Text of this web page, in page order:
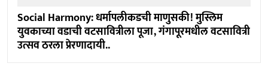
Social Harmony: धर्मापलीकडची माणुसकी! मुस्लिम
युवकाच्या वडाची वटसावित्रीला पूजा, गंगापूरमधील वटसावित्री
उत्सव ठरला प्रेरणादायी..